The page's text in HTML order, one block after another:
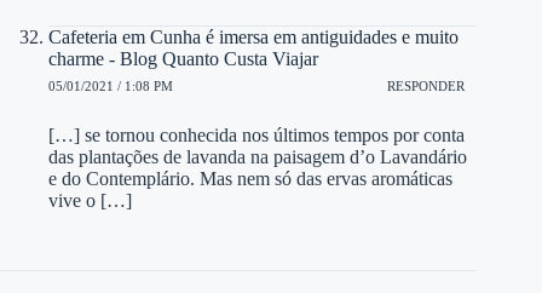
Cafeteria em Cunha é imersa em antiguidades e muito
charme - Blog Quanto Custa Viajar
05/01/2021 / 1:08 PM RESPONDER
[…] se tornou conhecida nos últimos tempos por conta
das plantações de lavanda na paisagem d’o Lavandário
e do Contemplário. Mas nem só das ervas aromáticas
vive o […]